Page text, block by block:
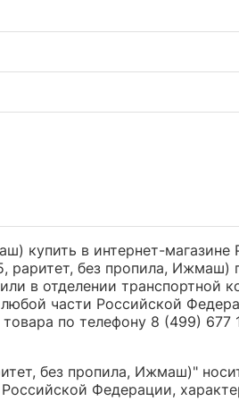
купить в интернет-магазине
без пропила,
в отделении транспортной
части Российской
по телефону 8 (499)
без пропила, Ижмаш)"
Федерации,